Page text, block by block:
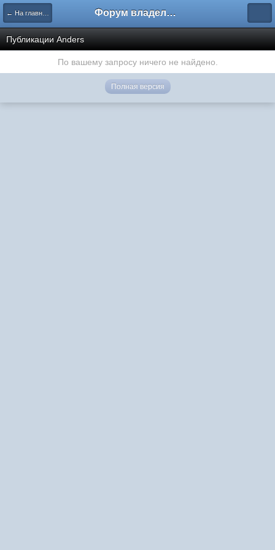
← На главную Форум владельцев интернет-магазинов
Публикации Anders
По вашему запросу ничего не найдено.
Полная версия